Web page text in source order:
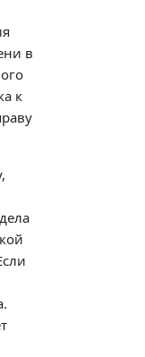
в
к